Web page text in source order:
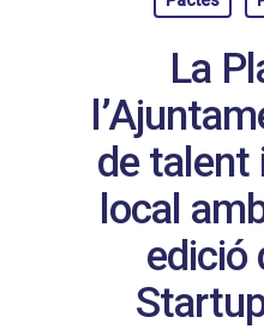
La
de talent
local
edició